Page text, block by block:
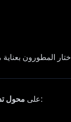
على محول
، وهو مزيج من النمذجة بالانتشار والنمذجة القائمة على التدفق. مما يجعله: